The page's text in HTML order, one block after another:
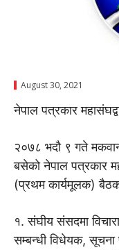
August 30, 2021
नेपाल पत्रकार
२०७८ भदौ ९ गते
बसेको नेपाल पत्रकार
(प्रथम कार्यमूलक)
१. संघीय संसदमा
सम्बन्धी विधेयक, सूचना